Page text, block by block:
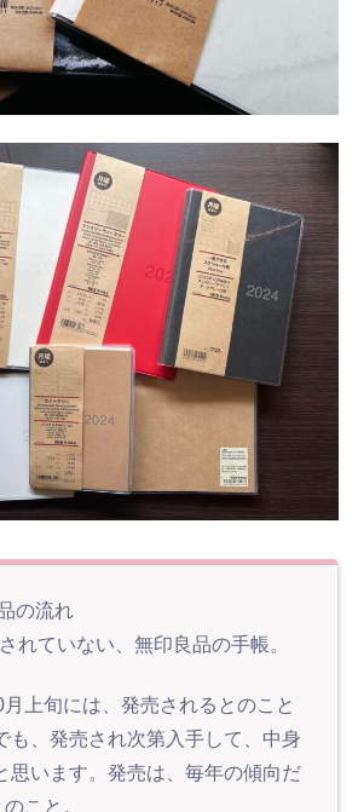
の流れ
れていない、無印良品の手帳。
上旬には、発売されるとのこと
も、発売され次第入手して、中身
思います。発売は、毎年の傾向だ
こと。